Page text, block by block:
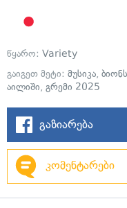
წყარო: Variety
გაიგეთ მეტი: მუსიკა,
აილიში, გრემი 2025
გაზიარება
კომენტარები